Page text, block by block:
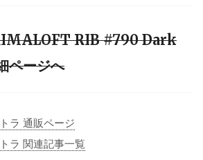
RIB #790 Dark
ページへ
ラ 通販ページ
ラ 関連記事一覧